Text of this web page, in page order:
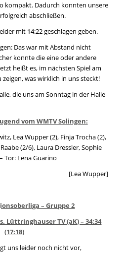
kompakt. Dadurch konnten unsere
abschließen.
mit 14:22 geschlagen geben.
Das war mit Abstand nicht
konnte die eine oder andere
heißt es, im nächsten Spiel am
zeigen, was wirklich in uns steckt!
die uns am Sonntag in der Halle
vom WMTV Solingen:
Lea Wupper (2), Finja Trocha (2),
(2/6), Laura Dressler, Sophie
Tor: Lena Guarino
[Lea Wupper]
– Gruppe 2
Lüttringhauser TV (aK) – 34:34
(17:18)
uns leider noch nicht vor,